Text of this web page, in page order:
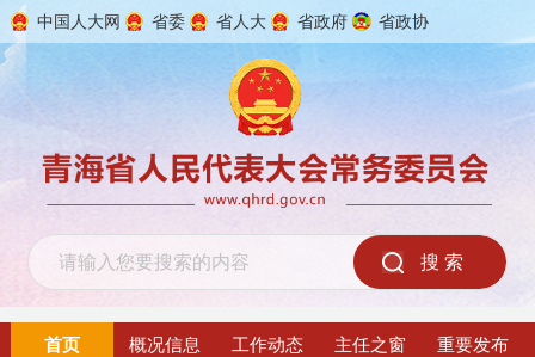
中国人大网 省委 省人大 省政府 省政协
首页 概况信息 工作动态 主任之窗 重要发布